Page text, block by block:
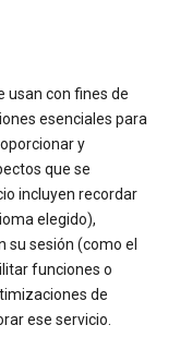
usan con fines de
esenciales para
y
que se
incluyen recordar
elegido),
sesión (como el
funciones o
de
ese servicio.